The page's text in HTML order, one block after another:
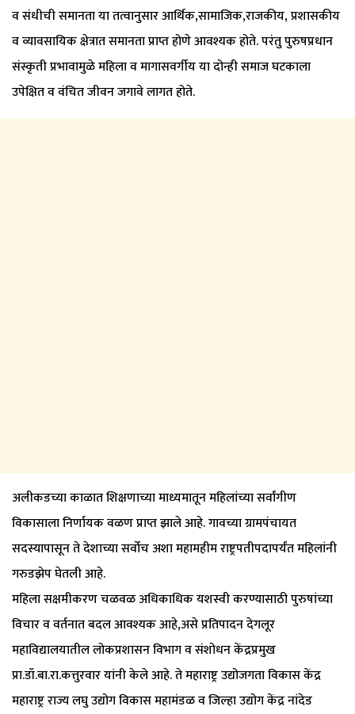
व संधीची समानता या तत्वानुसार आर्थिक,सामाजिक,राजकीय, प्रशासकीय
व व्यावसायिक क्षेत्रात समानता प्राप्त होणे आवश्यक होते. परंतु पुरुषप्रधान
संस्कृती प्रभावामुळे महिला व मागासवर्गीय या दोन्ही समाज घटकाला
उपेक्षित व वंचित जीवन जगावे लागत होते.
अलीकडच्या काळात शिक्षणाच्या माध्यमातून महिलांच्या सर्वांगीण
विकासाला निर्णायक वळण प्राप्त झाले आहे. गावच्या ग्रामपंचायत
सदस्यापासून ते देशाच्या सर्वोच अशा महामहीम राष्ट्रपतीपदापर्यंत महिलांनी
गरुडझेप घेतली आहे.
महिला सक्षमीकरण चळवळ अधिकाधिक यशस्वी करण्यासाठी पुरुषांच्या
विचार व वर्तनात बदल आवश्यक आहे,असे प्रतिपादन देगलूर
महाविद्यालयातील लोकप्रशासन विभाग व संशोधन केंद्रप्रमुख
प्रा.डॉ.बा.रा.कत्तुरवार यांनी केले आहे. ते महाराष्ट्र उद्योजगता विकास केंद्र
महाराष्ट्र राज्य लघु उद्योग विकास महामंडळ व जिल्हा उद्योग केंद्र नांदेड